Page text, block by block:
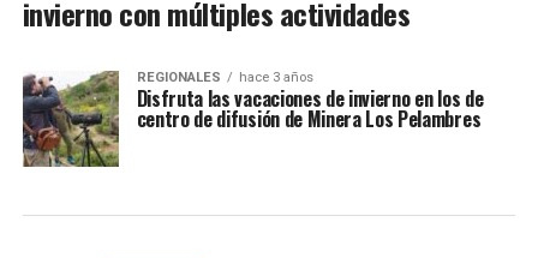
invierno con múltiples actividades
REGIONALES hace 3 años
Disfruta las vacaciones de invierno en los de
centro de difusión de Minera Los Pelambres